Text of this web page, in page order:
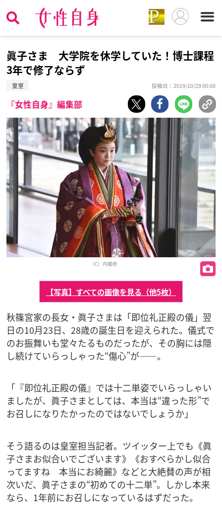
眞子さま 大学院を休学していた！博士課程
3年で修了ならず
皇室 投稿日：2019/10/29 00:00
『女性自身』編集部
（C）内閣府
【写真】すべての画像を見る（他5枚）
秋篠宮家の長女・眞子さまは「即位礼正殿の儀」翌
日の10月23日、28歳の誕生日を迎えられた。儀式で
のお振舞いも堂々たるものだったが、その胸には隠
し続けていらっしゃった“傷心”が――。
「『即位礼正殿の儀』では十二単姿でいらっしゃい
ましたが、眞子さまとしては、本当は“違った形”で
お召しになりたかったのではないでしょうか」
そう語るのは皇室担当記者。ツイッター上でも《眞
子さまお似合いでございます》《おすべらかし似合
ってますね 本当にお綺麗》などと大絶賛の声が相
次いだ、眞子さまの“初めての十二単”。しかし本来
なら、1年前にお召しになっているはずだった。